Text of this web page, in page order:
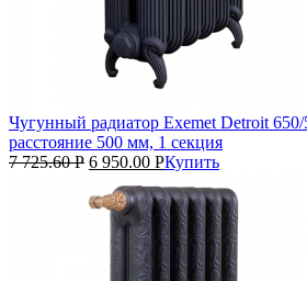
Чугунный радиатор Exemet Detroit
расстояние 500 мм, 1 секция
7 725.60Р 6 950.00 РКупить